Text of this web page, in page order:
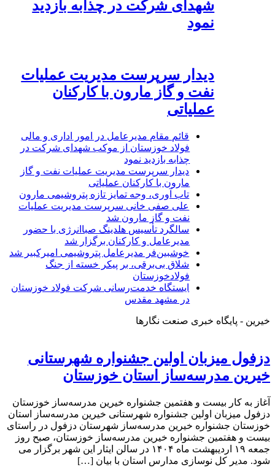
شهدای شرکت در چذابه بازدید
نمود
دیدار سرپرست مدیریت عملیات
نفت و گاز مارون با کارکنان
عملیاتی
قائم مقام مدیرعامل در امور اداری و مالی
فولاد خوزستان از موکب شهدای شرکت در
چذابه بازدید نمود
دیدار سرپرست مدیریت عملیات نفت و گاز
مارون با کارکنان عملیاتی
تاب آوری، وجه تمایز تازه پتروشیمی مارون
علی صفی خانی سرپرست مدیریت عملیات
نفت و گاز مارون شد
سالگرد تأسیس هلدینگ صباانرژی با حضور
مدیرعامل و کارکنان برگزار شد
خوشبین‌فر مدیرعامل پتروشیمی امیرکبیر شد
شلاق‌ بی‌برقی، بر پیکر خسته‌ از جنگ
فولادخوزستان
ایستگاه خدمت‌رسانی شرکت فولاد خوزستان
در مشهد مقدس
خیرین - پایگاه خبری صنعت نگارها
دزفول میزبان اولین جشنواره شهرستانی
خیرین مدرسه‌ساز استان خوزستان
آغاز به کار بیست و هفتمین جشنواره خیرین مدرسه‌ساز خوزستان
دزفول میزبان اولین جشنواره شهرستانی خیرین مدرسه‌ساز استان
خوزستان جشنواره خیرین مدرسه‌ساز شهرستان دزفول در راستای
بیست و هفتمین جشنواره خیرین مدرسه‌ساز خوزستان، صبح روز
جمعه ۱۹ اردیبهشت ماه ۱۴۰۴ در سالن ایثار این شهر برگزار می
شود. مدیر کل نوسازی مدارس استان با بیان […]